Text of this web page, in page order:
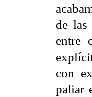
de las
entre
con
paliar